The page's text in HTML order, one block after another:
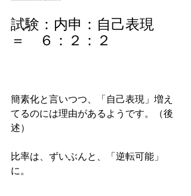
試験：内申：自己表現
＝　６：２：２
簡素化と言いつつ、「自己表現」増え
てるのには理由があるようです。（後
述）
比率は、ずいぶんと、「逆転可能」
に。